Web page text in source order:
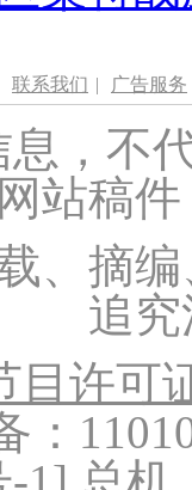
联系我们 | 广告服务
，不
站稿
、摘
追
目许可
：